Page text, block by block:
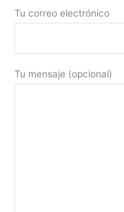
Tu correo electrónico
Tu mensaje (opcional)